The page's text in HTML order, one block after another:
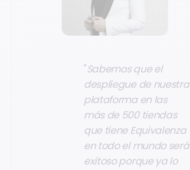
"Sabemos que el
despliegue de nuestra
plataforma en las
más de 500 tiendas
que tiene Equivalenza
en todo el mundo será
exitoso porque ya lo